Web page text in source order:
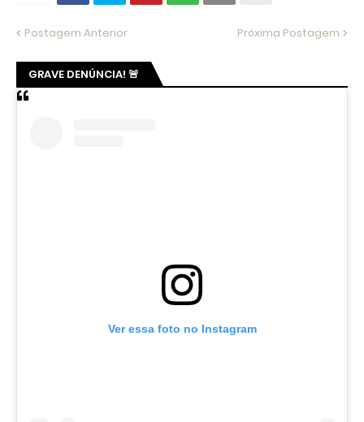
Postagem Anterior Próxima Postagem
GRAVE DENÚNCIA! 🚨
Ver essa foto no Instagram